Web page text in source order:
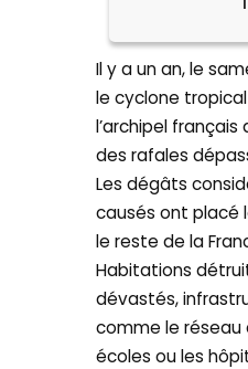
Il y a un an, le
le cyclone
l’archipel
des rafales
Les dégâts
causés ont placé
le reste de la
Habitations
dévastés,
comme le réseau
écoles ou les